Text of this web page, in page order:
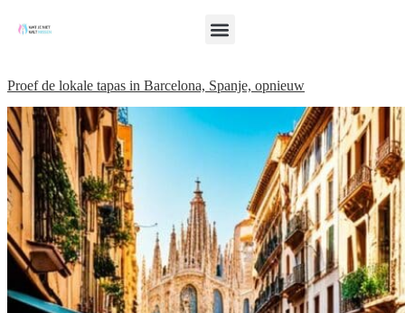
Proef de lokale tapas in Barcelona, Spanje, opnieuw